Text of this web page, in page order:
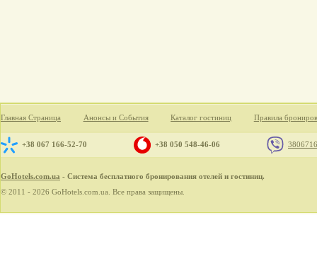
Главная Страница Анонсы и События Каталог гостиниц Правила
+38 067 166-52-70 +38 050 548-46-06
GoHotels.com.ua - Система бесплатного бронирования отелей и гостиниц.
© 2011 - 2026 GoHotels.com.ua. Все права защищены.